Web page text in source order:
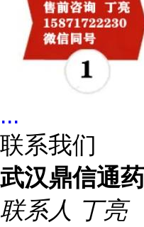
...
联系我们
武汉鼎信通
联系人 丁亮